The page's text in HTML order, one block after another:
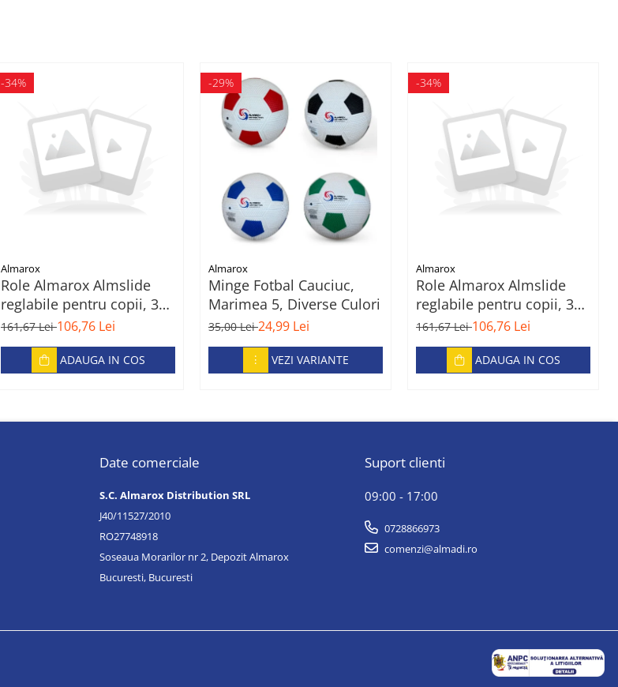
-34%
Almarox
Role Almarox Almslide
reglabile pentru copii, 39-
42, Roz
161,67 Lei106,76 Lei
ADAUGA IN COS
-29%
Almarox
Minge Fotbal Cauciuc,
Marimea 5, Diverse Culori
35,00 Lei24,99 Lei
VEZI VARIANTE
-34%
Almarox
Role Almarox Almslide
reglabile pentru copii, 39-
42, Albastru
161,67 Lei106,76 Lei
ADAUGA IN COS
Date comerciale
S.C. Almarox Distribution SRL
J40/11527/2010
RO27748918
Soseaua Morarilor nr 2, Depozit Almarox
Bucuresti, Bucuresti
Suport clienti
09:00 - 17:00
0728866973
comenzi@almadi.ro